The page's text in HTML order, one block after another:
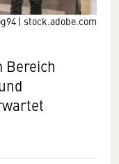
| stock.adobe.com
Bereich